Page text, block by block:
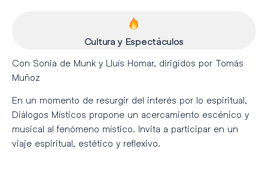
Cultura y Espectáculos
Con Sonia de Munk y Lluís Homar, dirigidos por Tomás
Muñoz
En un momento de resurgir del interés por lo espiritual,
Diálogos Místicos propone un acercamiento escénico y
musical al fenómeno místico. Invita a participar en un
viaje espiritual, estético y reflexivo.